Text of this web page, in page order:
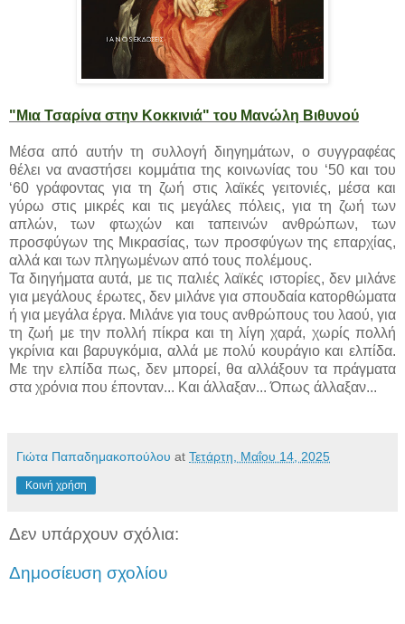
"Μια Τσαρίνα στην Κοκκινιά" του Μανώλη Βιθυνού
Μέσα από αυτήν τη συλλογή διηγημάτων, ο συγγραφέας
θέλει να αναστήσει κομμάτια της κοινωνίας του ‘50 και του
‘60 γράφοντας για τη ζωή στις λαϊκές γειτονιές, μέσα και
γύρω στις μικρές και τις μεγάλες πόλεις, για τη ζωή των
απλών, των φτωχών και ταπεινών ανθρώπων, των
προσφύγων της Μικρασίας, των προσφύγων της επαρχίας,
αλλά και των πληγωμένων από τους πολέμους.
Τα διηγήματα αυτά, με τις παλιές λαϊκές ιστορίες, δεν μιλάνε
για μεγάλους έρωτες, δεν μιλάνε για σπουδαία κατορθώματα
ή για μεγάλα έργα. Μιλάνε για τους ανθρώπους του λαού, για
τη ζωή με την πολλή πίκρα και τη λίγη χαρά, χωρίς πολλή
γκρίνια και βαρυγκόμια, αλλά με πολύ κουράγιο και ελπίδα.
Με την ελπίδα πως, δεν μπορεί, θα αλλάξουν τα πράγματα
στα χρόνια που έπονταν... Και άλλαξαν... Όπως άλλαξαν...
Γιώτα Παπαδημακοπούλου at Τετάρτη, Μαΐου 14, 2025
Κοινή χρήση
Δεν υπάρχουν σχόλια:
Δημοσίευση σχολίου